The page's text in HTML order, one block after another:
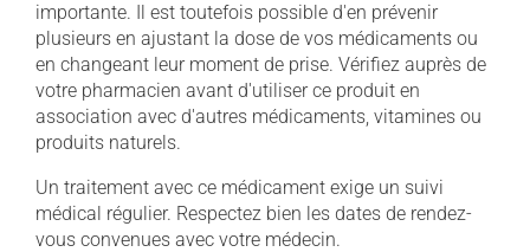
importante. Il est toutefois possible d'en prévenir
plusieurs en ajustant la dose de vos médicaments ou
en changeant leur moment de prise. Vérifiez auprès de
votre pharmacien avant d'utiliser ce produit en
association avec d'autres médicaments, vitamines ou
produits naturels.
Un traitement avec ce médicament exige un suivi
médical régulier. Respectez bien les dates de rendez-
vous convenues avec votre médecin.